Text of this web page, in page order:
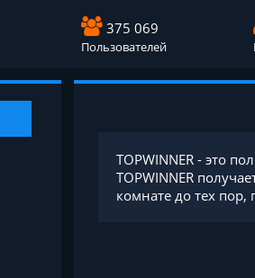
375 069
Пользователей
TOPWINNER - это
TOPWINNER
комнате до тех пор,